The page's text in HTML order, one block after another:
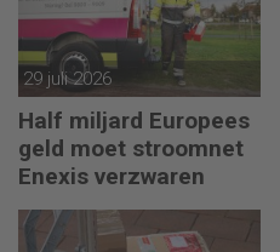
29 juli 2026
Half miljard Europees
geld moet stroomnet
Enexis verzwaren